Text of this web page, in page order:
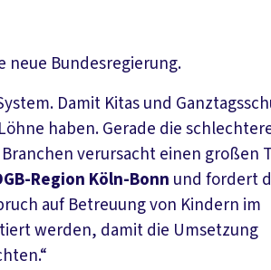
neue Bundesregierung.
Damit Kitas und
haben. Gerade die
verursacht einen großen
Region Köln-Bonn und fordert
auf Betreuung von Kindern im
werden, damit die Umsetzung